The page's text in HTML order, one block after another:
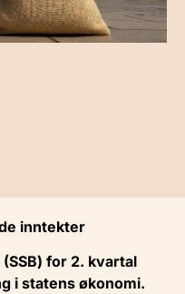
inntekter
for 2. kvartal
i statens økonomi.